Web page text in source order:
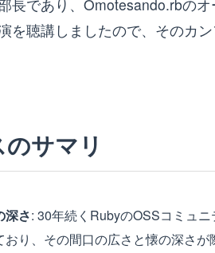
長であり、Omotesando.rbの
を聴講しましたので、そのカ
サマリ
深さ: 30年続くRubyのOSSコミュ
り、その間口の広さと懐の深さが